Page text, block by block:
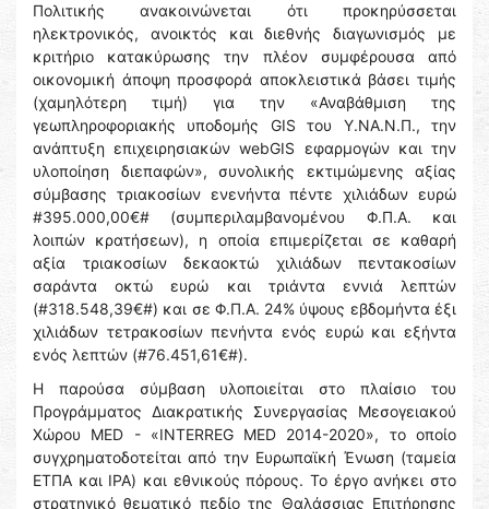
Πολιτικής ανακοινώνεται ότι προκηρύσσεται
ηλεκτρονικός, ανοικτός και διεθνής διαγωνισμός με
κριτήριο κατακύρωσης την πλέον συμφέρουσα από
οικονομική άποψη προσφορά αποκλειστικά βάσει τιμής
(χαμηλότερη τιμή) για την «Αναβάθμιση της
γεωπληροφοριακής υποδομής GIS του Υ.ΝΑ.Ν.Π., την
ανάπτυξη επιχειρησιακών webGIS εφαρμογών και την
υλοποίηση διεπαφών», συνολικής εκτιμώμενης αξίας
σύμβασης τριακοσίων ενενήντα πέντε χιλιάδων ευρώ
#395.000,00€# (συμπεριλαμβανομένου Φ.Π.Α. και
λοιπών κρατήσεων), η οποία επιμερίζεται σε καθαρή
αξία τριακοσίων δεκαοκτώ χιλιάδων πεντακοσίων
σαράντα οκτώ ευρώ και τριάντα εννιά λεπτών
(#318.548,39€#) και σε Φ.Π.Α. 24% ύψους εβδομήντα έξι
χιλιάδων τετρακοσίων πενήντα ενός ευρώ και εξήντα
ενός λεπτών (#76.451,61€#).
Η παρούσα σύμβαση υλοποιείται στο πλαίσιο του
Προγράμματος Διακρατικής Συνεργασίας Μεσογειακού
Χώρου MED - «INTERREG MED 2014-2020», το οποίο
συγχρηματοδοτείται από την Ευρωπαϊκή Ένωση (ταμεία
ΕΤΠΑ και IPA) και εθνικούς πόρους. Το έργο ανήκει στο
στρατηγικό θεματικό πεδίο της Θαλάσσιας Επιτήρησης